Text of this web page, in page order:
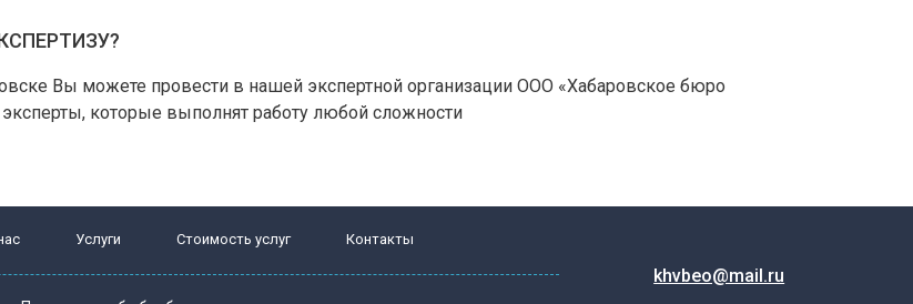
Вы можете провести в нашей экспертной организации ООО «Хабаровское бюро
которые выполнят работу любой сложности
Услуги Стоимость услуг Контакты
khvbeo@mail.ru